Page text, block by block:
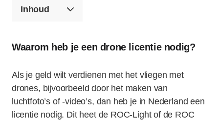
Inhoud
Waarom heb je een drone licentie nodig?
Als je geld wilt verdienen met het vliegen met
drones, bijvoorbeeld door het maken van
luchtfoto’s of -video’s, dan heb je in Nederland een
licentie nodig. Dit heet de ROC-Light of de ROC